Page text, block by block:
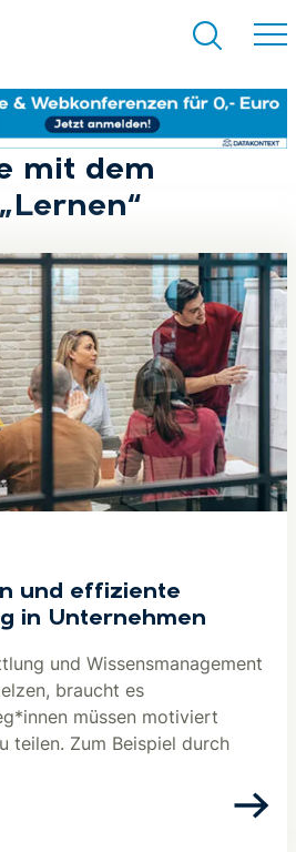
Suchen
mit dem
und effiziente
in Unternehmen
und Wissensmanagement
braucht es
müssen motiviert
teilen. Zum Beispiel durch